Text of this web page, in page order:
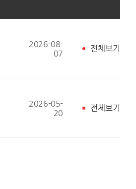
2026-08-
07
전체보기
2026-05-
20
전체보기